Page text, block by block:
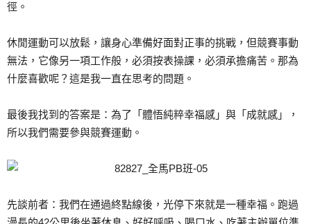
徑。
休閒運動可以放鬆，讓身心準備好面對正事的挑戰，但競賽事動
無法，它像另一項工作般，必須按表操課，必須承擔痛苦。那為
什麼喜歡呢？這是我一直在思考的問題。
最後我找到的答案是：為了「體悟純粹幸福感」與「成就感」，
所以我們需要參與競賽運動。
先談前者：我們在通過終點線後，光停下來就是一種幸福。跑過